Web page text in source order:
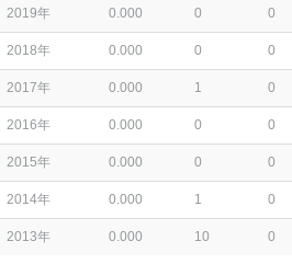
2019年 0.000 0 0
2018年 0.000 0 0
2017年 0.000 1 0
2016年 0.000 0 0
2015年 0.000 0 0
2014年 0.000 1 0
2013年 0.000 10 0